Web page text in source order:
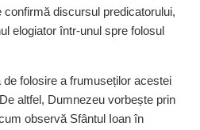
confirmă discursul predicatorului,
elogiator într‑unul spre folosul
folosire a frumuseților acestei
altfel, Dumnezeu vorbește prin
observă Sfântul Ioan în